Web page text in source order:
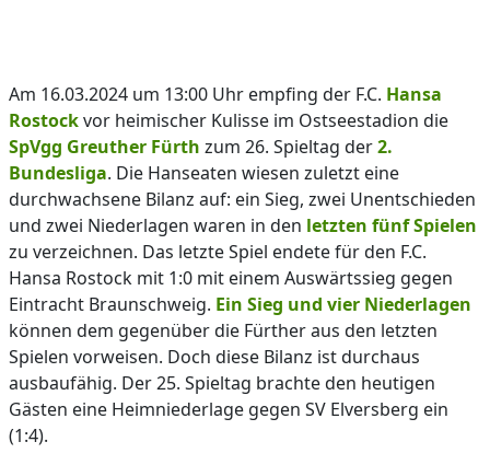
Am 16.03.2024 um 13:00 Uhr empfing der F.C. Hansa
Rostockvor heimischer Kulisse im Ostseestadion die
SpVgg Greuther Fürth zum 26. Spieltag der2.
Bundesliga. Die Hanseaten wiesen zuletzt eine
durchwachsene Bilanz auf: ein Sieg, zwei Unentschieden
und zwei Niederlagen waren in den letzten fünf Spielen
zu verzeichnen. Das letzte Spiel endete für den F.C.
Hansa Rostock mit 1:0 mit einem Auswärtssieg gegen
Eintracht Braunschweig. Ein Sieg und vier Niederlagen
können dem gegenüber die Fürther aus den letzten
Spielen vorweisen. Doch diese Bilanz ist durchaus
ausbaufähig. Der 25. Spieltag brachte den heutigen
Gästen eine Heimniederlage gegen SV Elversberg ein
(1:4).